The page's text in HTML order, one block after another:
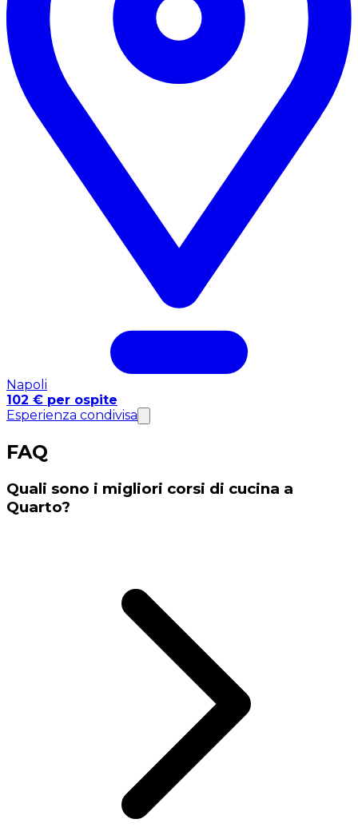
Napoli
102 € per ospite
Esperienza condivisa
FAQ
Quali sono i migliori corsi di cucina a
Quarto?